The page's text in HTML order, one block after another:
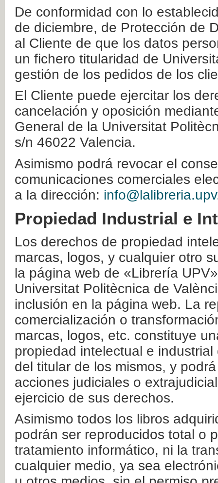
De conformidad con lo
de diciembre, de Protección de
al Cliente de que los datos
un fichero titularidad de
gestión de los pedidos de los
El Cliente puede ejercitar los
cancelación y oposición
General de la Universitat
s/n 46022 Valencia.
Asimismo podrá revocar el
comunicaciones comerciales
a la dirección:
Propiedad Industrial e
Los derechos de propiedad
marcas, logos, y cualquier otro
la página web de «Librería
Universitat Politècnica de
inclusión en la página web. La
comercialización o
marcas, logos, etc. constituye
propiedad intelectual e
del titular de los mismos, y
acciones judiciales o
ejercicio de sus derechos.
Asimismo todos los libros
podrán ser reproducidos total o
tratamiento informático, ni la
cualquier medio, ya sea